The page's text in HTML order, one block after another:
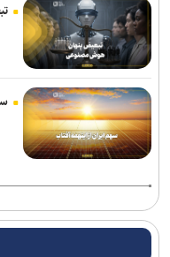
پزشکیان: امروز مهمترین
انسجام اجتماعی مهمترین
تداوم تجمعات مردمی در
جامعه را نمی‌توان با
وحدت و انسجام است
اولیانوف: خروج از مناقشه